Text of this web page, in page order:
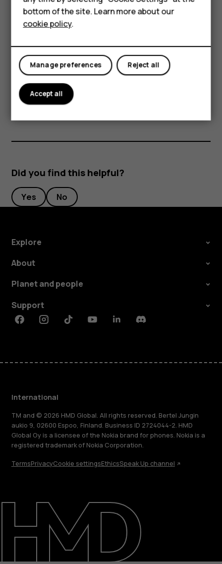
For business
Tablets
Repair, reuse, recycle
Sustainability
Support
International
точность данных о местоположении при отсутствии
спутниковых сигналов, особенно когда вы находитесь
где вы находитесь, использование Wi-Fi запрещено,
отключите Wi-Fi в настройках телефона.
Коснитесь пунктовНастройки >Безопасность и место
и переведите переключатель
положение.
Did you find this helpful?
Yes No
Explore
About
Planet and people
Support
FacebookInstagramTiktokYoutubeLinkedinDiscord
International
TM and © 2026 HMD Global. All rights reserved. Bertel Jungin
aukio 9, 02600 Espoo, Finland. Business ID 2724044-2. HMD
Global Oy is a licensee of the Nokia brand for phones. Nokia is a
registered trademark of Nokia Corporation.
TermsPrivacyCookie settingsEthicsSpeak Up channel
bottom of the site. Learn more about our
cookie policy.
Reject all
Manage preferences
Accept all